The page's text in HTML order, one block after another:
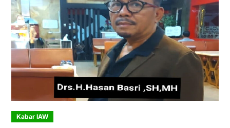
Kabar IAW